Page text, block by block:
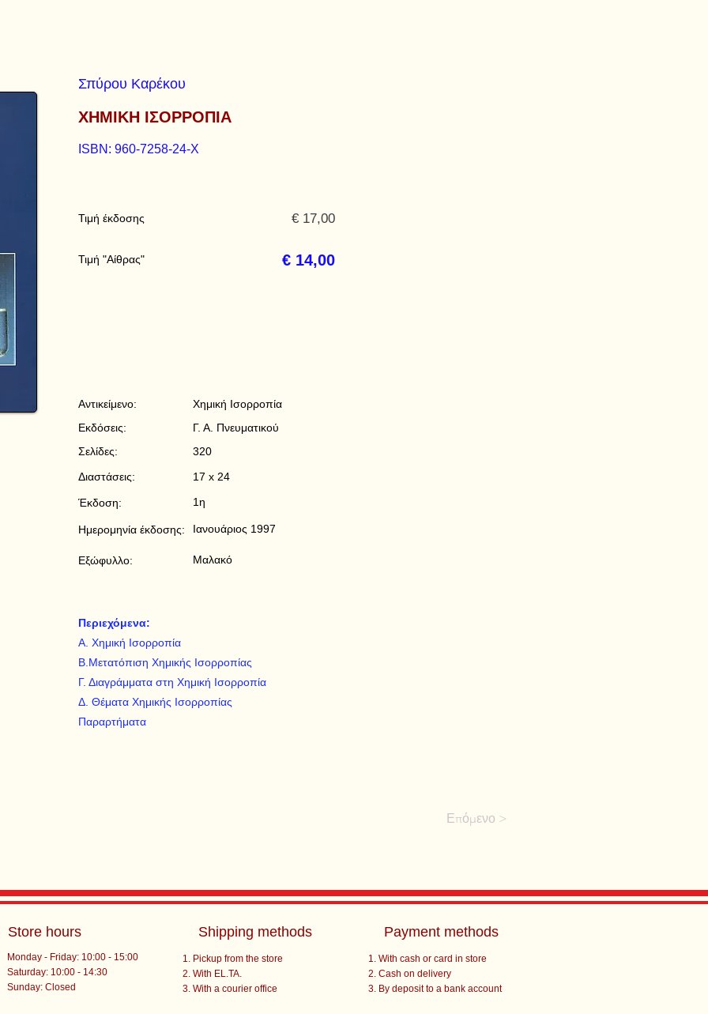
Σπύρου Καρέκου
ΧΗΜΙΚΗ ΙΣΟΡΡΟΠΙΑ
ISBN: 960-7258-24-Χ
Τιμή έκδοσης € 17,00
€ 14,00
Τιμή "Αίθρας"
Αντικείμενο:
Εκδόσεις:
Σελίδες:
Διαστάσεις:
Έκδοση:
Ημερομηνία έκδοσης:
Εξώφυλλο:
Χημική Ισορροπία
Γ. Α. Πνευματικού
320
17 x 24
1η
Ιανουάριος 1997
Μαλακό
Περιεχόμενα:
Α. Χημική Ισορροπία
Β.Μετατόπιση Χημικής Ισορροπίας
Γ. Διαγράμματα στη Χημική Ισορροπία
Δ. Θέματα Χημικής Ισορροπίας
Παραρτήματα
Επόμενο >
Store hours
Monday - Friday: 10:00 - 15:00
Saturday: 10:00 - 14:30
​Sunday: Closed
Shipping methods
Pickup from the store
With EL.TA.
With a courier office
Payment methods
With cash or card in store
Cash on delivery
By deposit to a bank account